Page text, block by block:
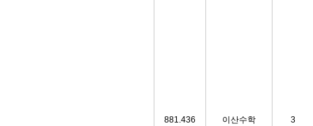
881.436 이산수학 3